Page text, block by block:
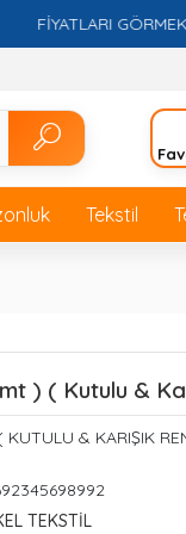
GÖRMEK İÇİN
Tekstil
) ( Kutulu &
& KARIŞIK
TEKSTİL